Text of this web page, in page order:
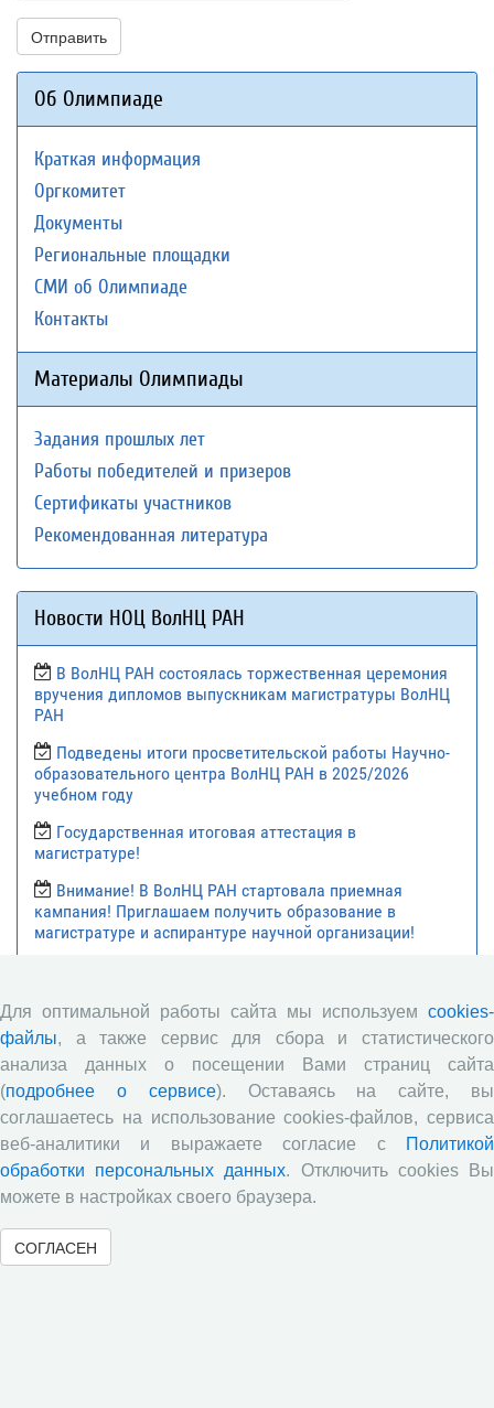
Отправить
Об Олимпиаде
Краткая информация
Оргкомитет
Документы
Региональные площадки
СМИ об Олимпиаде
Контакты
Материалы Олимпиады
Задания прошлых лет
Работы победителей и призеров
Сертификаты участников
Рекомендованная литература
Новости НОЦ ВолНЦ РАН
В ВолНЦ РАН состоялась торжественная церемония
вручения дипломов выпускникам магистратуры ВолНЦ
РАН
Подведены итоги просветительской работы Научно-
образовательного центра ВолНЦ РАН в 2025/2026
учебном году
Государственная итоговая аттестация в
магистратуре!
Внимание! В ВолНЦ РАН стартовала приемная
кампания! Приглашаем получить образование в
магистратуре и аспирантуре научной организации!
работ среди обучающихся 8-11 классов и студентов
средних профессиональных образовательных
учреждений
Все сообщения »
Для оптимальной работы сайта мы используем cookies-
файлы, а также сервис для сбора и статистического
анализа данных о посещении Вами страниц сайта
(подробнее о сервисе). Оставаясь на сайте, вы
соглашаетесь на использование cookies-файлов, сервиса
веб-аналитики и выражаете согласие с
Политикой
обработки персональных данных. Отключить cookies Вы
можете в настройках своего браузера.
СОГЛАСЕН